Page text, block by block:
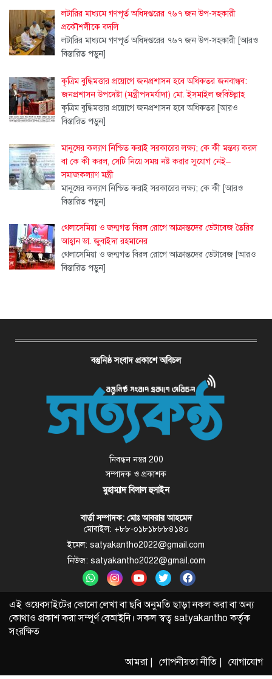
লটারির মাধ্যমে গণপূর্ত অধিদপ্তরের ৭৬৭ জন উপ-সহকারী
প্রকৌশলীকে বদলি
লটারির মাধ্যমে গণপূর্ত অধিদপ্তরের ৭৬৭ জন উপ-সহকারী [আরও
বিস্তারিত পড়ুন]
কৃত্রিম বুদ্ধিমত্তার প্রয়োগে জনপ্রশাসন হবে অধিকতর জনবান্ধব:
জনপ্রশাসন উপদেষ্টা (মন্ত্রীপদমর্যাদা) মো. ইসমাইল জবিউল্লাহ
কৃত্রিম বুদ্ধিমত্তার প্রয়োগে জনপ্রশাসন হবে অধিকতর [আরও
বিস্তারিত পড়ুন]
মানুষের কল্যাণ নিশ্চিত করাই সরকারের লক্ষ্য; কে কী মন্তব্য করল
বা কে কী করল, সেটি নিয়ে সময় নষ্ট করার সুযোগ নেই–
সমাজকল্যাণ মন্ত্রী
মানুষের কল্যাণ নিশ্চিত করাই সরকারের লক্ষ্য; কে কী [আরও
বিস্তারিত পড়ুন]
থেলাসেমিয়া ও জন্মগত বিরল রোগে আক্রান্তদের ডেটাবেজ তৈরির
আহ্বান ডা. জুবাইদা রহমানের
থেলাসেমিয়া ও জন্মগত বিরল রোগে আক্রান্তদের ডেটাবেজ [আরও
বিস্তারিত পড়ুন]
বস্তুনিষ্ঠ সংবাদ প্রকাশে অবিচল
নিবন্ধন নম্বর 200
সম্পাদক ও প্রকাশক
মুহাম্মাদ বিলাল হুসাইন
বার্তা সম্পাদক: মোঃ আবরার আহমেদ
মোবাইল: +৮৮-০১৮১৮৮৮৪১৪০
ইমেল: satyakantho2022@gmail.com
নিউজ: satyakantho2022@gmail.com
এই ওয়েবসাইটের কোনো লেখা বা ছবি অনুমতি ছাড়া নকল করা বা অন্য
কোথাও প্রকাশ করা সম্পূর্ণ বেআইনি। সকল স্বত্ব satyakantho কর্তৃক
সংরক্ষিত
আমরা | গোপনীয়তা নীতি | যোগাযোগ